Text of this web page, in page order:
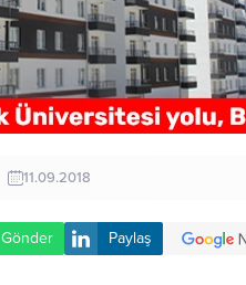
11.09.2018
Gönder Paylaş